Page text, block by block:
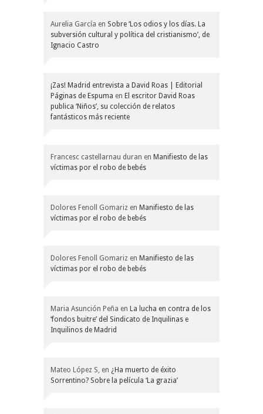
Aurelia García en Sobre ‘Los odios y los días. La
subversión cultural y política del cristianismo’, de
Ignacio Castro
¡Zas! Madrid entrevista a David Roas | Editorial
Páginas de Espuma en El escritor David Roas
publica ‘Niños’, su colección de relatos
fantásticos más reciente
Francesc castellarnau duran en Manifiesto de las
víctimas por el robo de bebés
Dolores Fenoll Gomariz en Manifiesto de las
víctimas por el robo de bebés
Dolores Fenoll Gomariz en Manifiesto de las
víctimas por el robo de bebés
Maria Asunción Peña en La lucha en contra de los
‘fondos buitre’ del Sindicato de Inquilinas e
Inquilinos de Madrid
Mateo López S, en ¿Ha muerto de éxito
Sorrentino? Sobre la película ‘La grazia’